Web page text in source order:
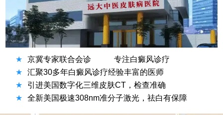
★ 京冀专家联合会诊
专注白癜风诊疗
★
汇聚30多年白癜风诊疗经验丰富的医师
★
引进美国数字化三维皮肤CT，检查准确
★
全新美国极速308nm准分子激光，祛白有保障